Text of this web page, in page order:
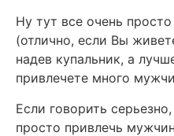
Ну тут все очень
(отлично, если Вы
надев купальник, а
привлечете много
Если говорить
просто привлечь